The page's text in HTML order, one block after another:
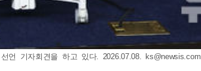
언 기자회견을 하고 있다. 2026.07.08. ks@newsis.com